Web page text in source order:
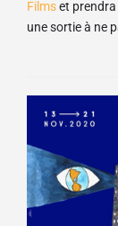
Filmset prendra
une sortie à ne